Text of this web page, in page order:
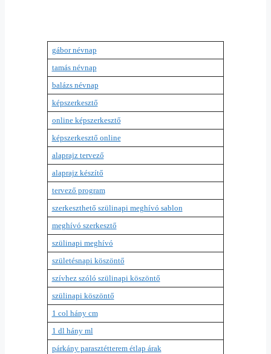
gábor névnap
tamás névnap
balázs névnap
képszerkesztő
online képszerkesztő
képszerkesztő online
alaprajz tervező
alaprajz készítő
tervező program
szerkeszthető szülinapi meghívó sablon
meghívó szerkesztő
szülinapi meghívó
születésnapi köszöntő
szívhez szóló szülinapi köszöntő
szülinapi köszöntő
1 col hány cm
1 dl hány ml
párkány parasztétterem étlap árak